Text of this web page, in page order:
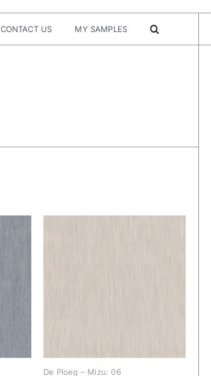
CONTACT US MY SAMPLES
De Ploeg – Mizu: 06